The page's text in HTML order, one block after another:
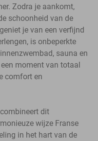
Zodra je aankomt,
schoonheid van de
je van een verfijnd
is onbeperkte
sauna en
moment van totaal
comfort en
dit
wijze Franse
in het hart van de